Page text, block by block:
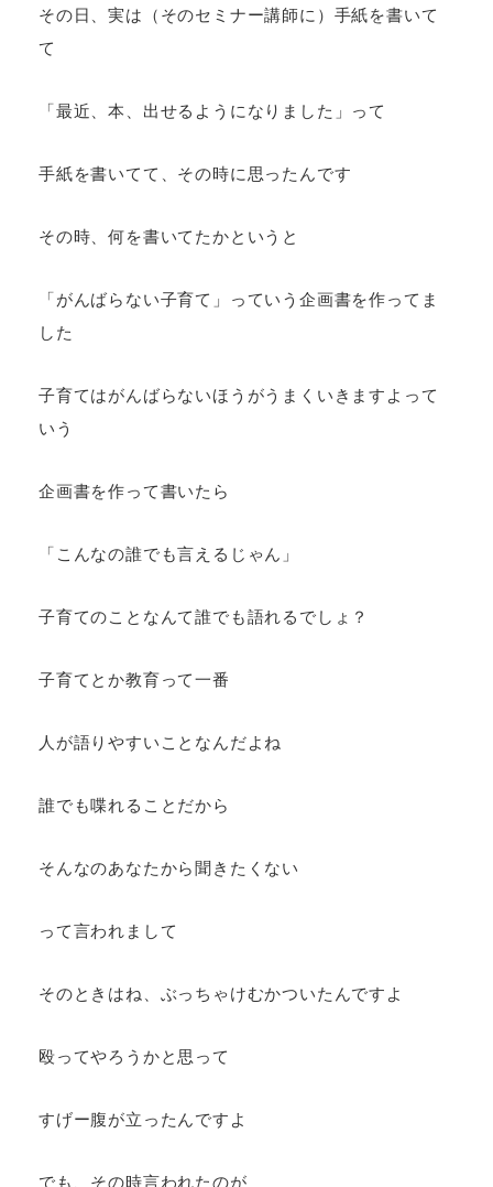
その日、実は（そのセミナー講師に）手紙を書いて
て
「最近、本、出せるようになりました」って
手紙を書いてて、その時に思ったんです
その時、何を書いてたかというと
「がんばらない子育て」っていう企画書を作ってま
した
子育てはがんばらないほうがうまくいきますよって
いう
企画書を作って書いたら
「こんなの誰でも言えるじゃん」
子育てのことなんて誰でも語れるでしょ？
子育てとか教育って一番
人が語りやすいことなんだよね
誰でも喋れることだから
そんなのあなたから聞きたくない
って言われまして
そのときはね、ぶっちゃけむかついたんですよ
殴ってやろうかと思って
すげー腹が立ったんですよ
でも、その時言われたのが